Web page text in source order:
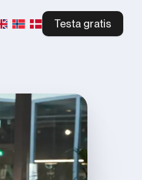
Testa gratis